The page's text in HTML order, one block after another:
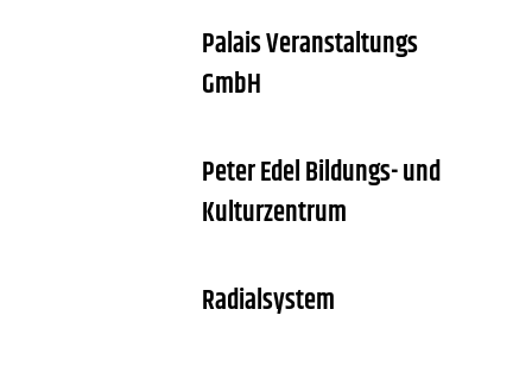
Palais Veranstaltungs
GmbH
Peter Edel Bildungs- und
Kulturzentrum
Radialsystem